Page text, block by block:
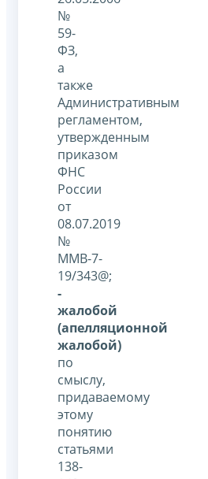
№
59-
ФЗ,
а
также
Административным
регламентом,
утвержденным
приказом
ФНС
России
от
08.07.2019
№
ММВ-7-
19/343@;
-
жалобой
(апелляционной
жалобой)
по
смыслу,
придаваемому
этому
понятию
статьями
138-